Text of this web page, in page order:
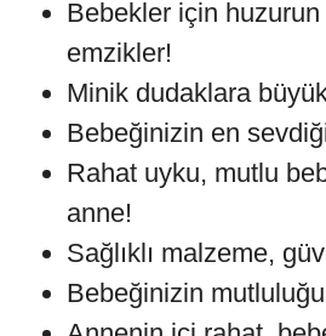
Bebekler için huzurun
emzikler!
Minik dudaklara
Bebeğinizin en
Rahat uyku, mutlu
anne!
Sağlıklı malzeme,
Bebeğinizin